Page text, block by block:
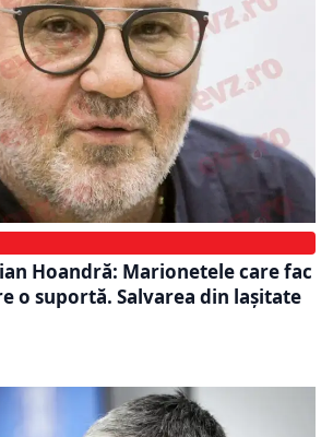
Hoandră: Marionetele care fac
o suportă. Salvarea din lașitate